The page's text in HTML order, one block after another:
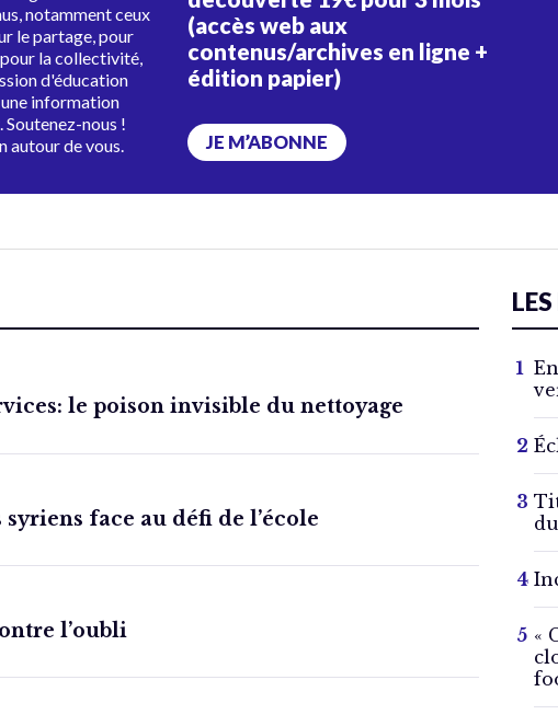
notamment ceux
le partage, pour
la collectivité,
d'éducation
information
nous !
autour de vous.
(accès web aux
contenus/archives en ligne +
édition papier)
JE M’ABONNE
le poison invisible du nettoyage
syriens face au défi de l’école
l’oubli
«